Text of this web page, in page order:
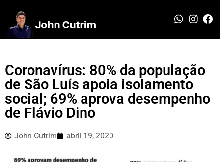
Coronavírus: 80% da população
de São Luís apoia isolamento
social; 69% aprova desempenho
de Flávio Dino
John Cutrim abril 19, 2020